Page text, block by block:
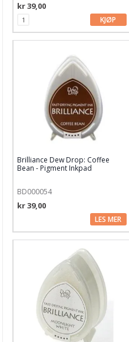
Distress Spritz
Distress Stain
Distress stickles
Diverse glitter
Diverse blekk
Diverse maling
Dylusions Ink Sprays & Paints
Finnabair Medium & Maling
Glitter Glue
Hero Arts Inks
Infusions Dye
Ink On 3
Izink Diamond Glitter Paint
kr 39,00
KJØP
Brilliance Dew Drop: Coffee
Bean - Pigment Inkpad
BD000054
kr 39,00
LES MER